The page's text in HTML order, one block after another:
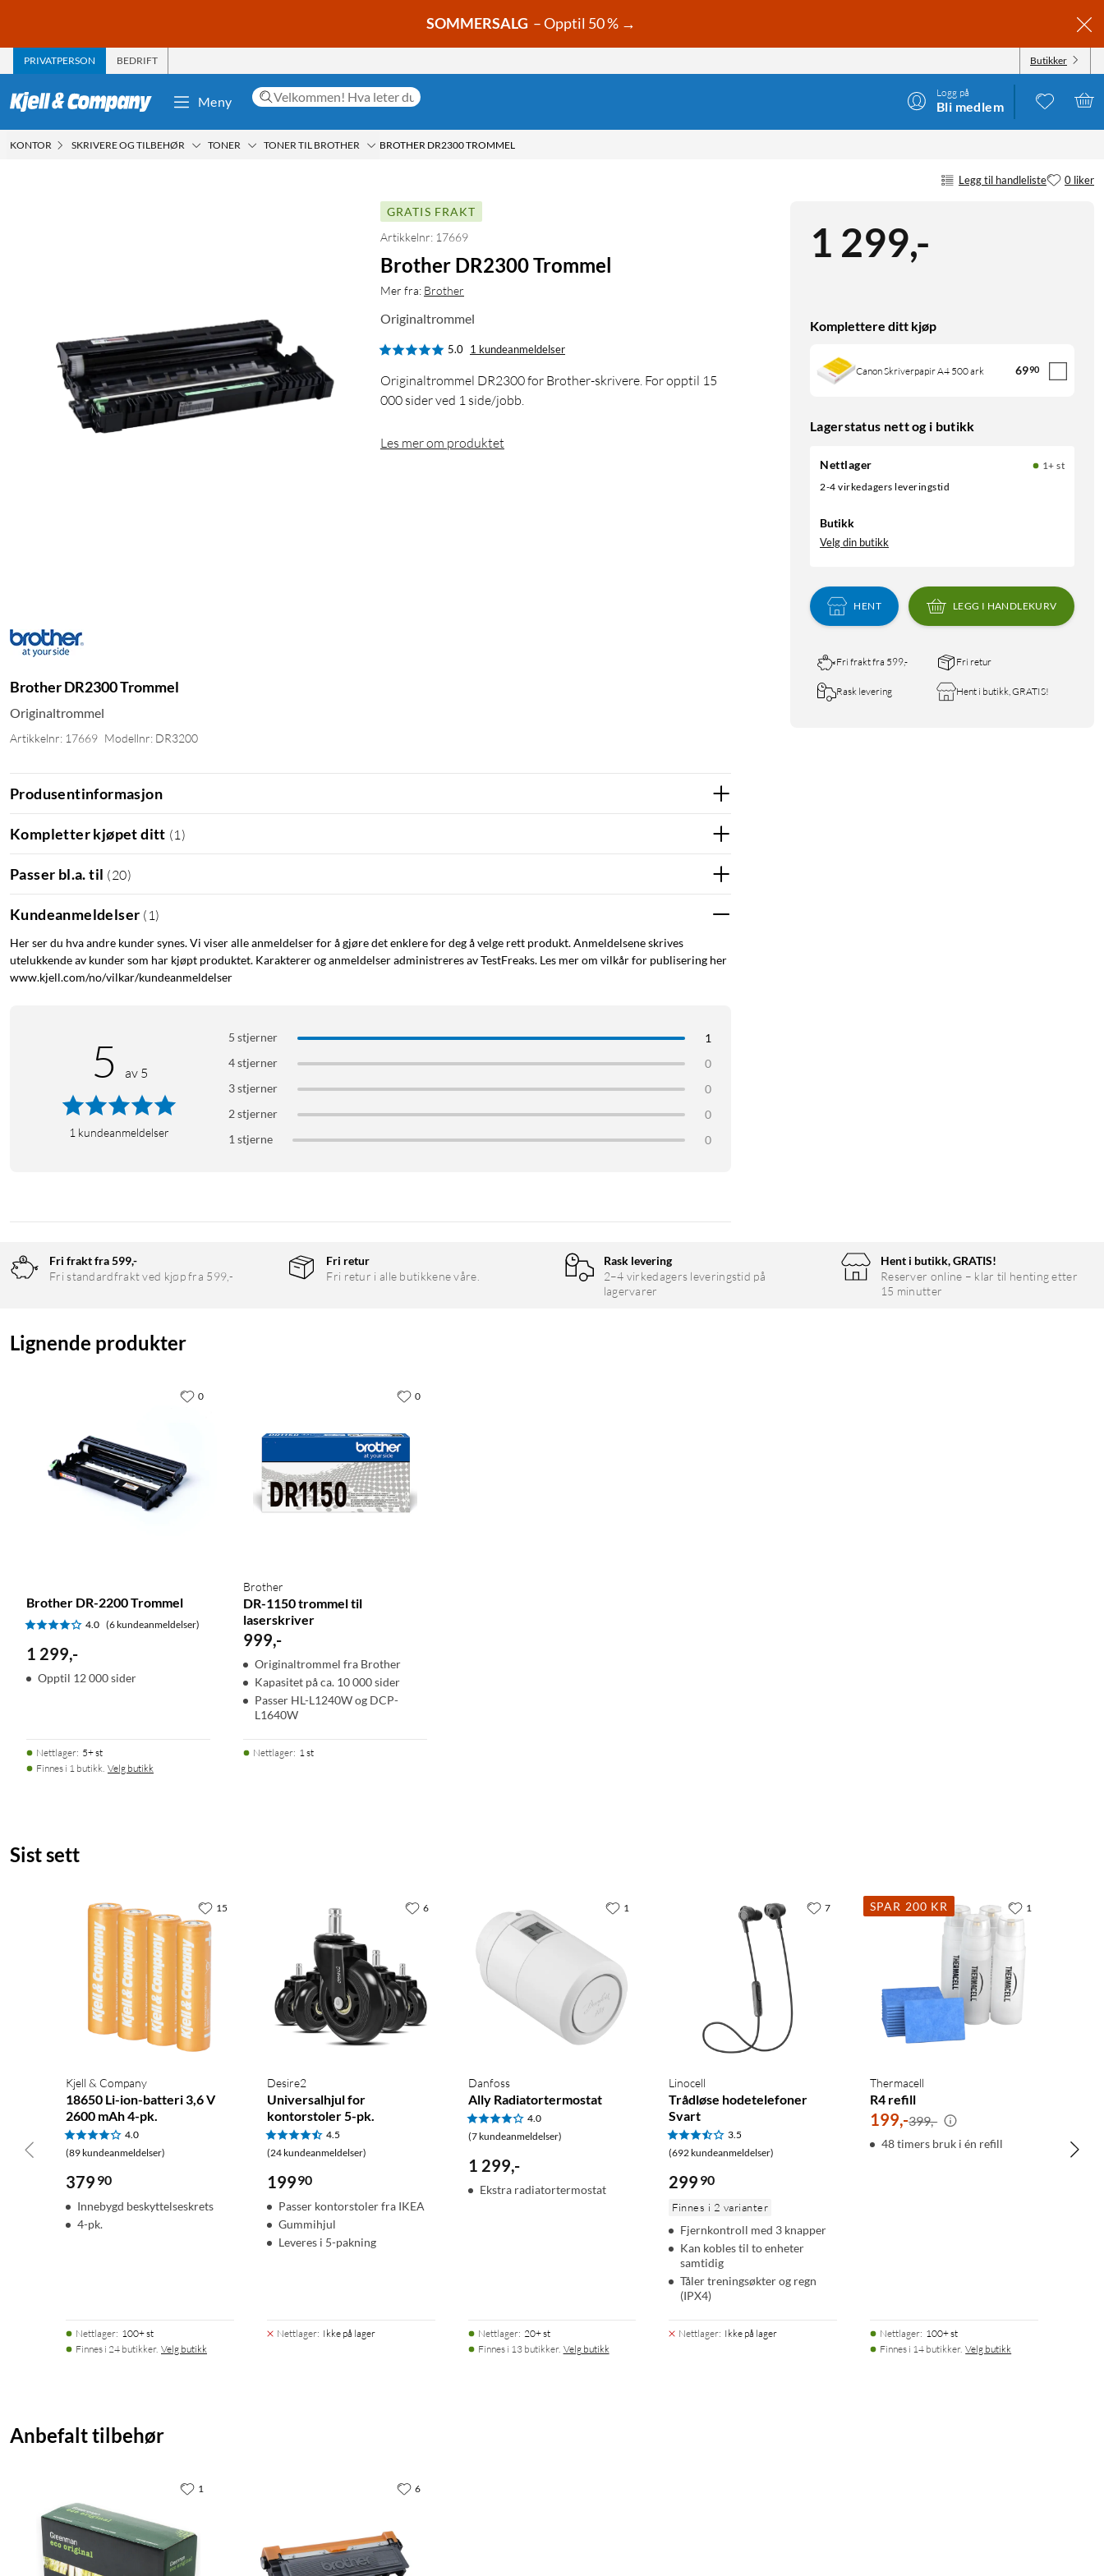
SOMMERSALG – Opptil 50 % →
PRIVATPERSON BEDRIFT Butikker
Meny
Logg på
Bli medlem
KONTOR SKRIVERE OG TILBEHØR TONER TONER TIL BROTHER BROTHER DR2300 TROMMEL
Legg til handleliste 0 liker
1 299,-
Komplettere ditt kjøp
Canon Skriverpapir A4 500 ark 6990
Lagerstatus nett og i butikk
Nettlager
1+ st
2-4 virkedagers leveringstid
Butikk
Velg din butikk
HENT LEGG I HANDLEKURV
Fri frakt fra 599,- Fri retur
Rask levering Hent i butikk, GRATIS!
GRATIS FRAKT
Artikkelnr: 17669
Brother DR2300 Trommel
Mer fra: Brother
Originaltrommel
5.0 1 kundeanmeldelser
Originaltrommel DR2300 for Brother-skrivere. For opptil 15
000 sider ved 1 side/jobb.
Les mer om produktet
Brother DR2300 Trommel
Originaltrommel
Artikkelnr: 17669 Modellnr: DR3200
Produsentinformasjon
Kompletter kjøpet ditt (1 )
Passer bl.a. til (20)
Kundeanmeldelser ( 1 )
Her ser du hva andre kunder synes. Vi viser alle anmeldelser for å gjøre det enklere for deg å velge rett produkt. Anmeldelsene skrives
utelukkende av kunder som har kjøpt produktet. Karakterer og anmeldelser administreres av TestFreaks. Les mer om vilkår for publisering her
www.kjell.com/no/vilkar/kundeanmeldelser
5 av 5
1 kundeanmeldelser
5 stjerner
1
4 stjerner
0
3 stjerner
0
2 stjerner
0
1 stjerne
0
Fri frakt fra 599,-
Fri standardfrakt ved kjøp fra 599,-
Fri retur
Fri retur i alle butikkene våre.
Rask levering
2–4 virkedagers leveringstid på
lagervarer
Hent i butikk, GRATIS!
Reserver online – klar til henting etter
15 minutter
Lignende produkter
Brother DR-2200 Trommel
4.0 (6 kundeanmeldelser)
1 299,-
Opptil 12 000 sider
Nettlager: 5+ st
Finnes i 1 butikk. Velg butikk
0
Brother
DR-1150 trommel til
laserskriver
999,-
Originaltrommel fra Brother
Kapasitet på ca. 10 000 sider
Passer HL-L1240W og DCP-
L1640W
Nettlager: 1 st
0
Sist sett
Kjell & Company
18650 Li-ion-batteri 3,6 V
2600 mAh 4-pk.
4.0
(89 kundeanmeldelser)
379 90
Innebygd beskyttelseskrets
4-pk.
Nettlager: 100+ st
Finnes i 24 butikker. Velg butikk
15
Desire2
Universalhjul for
kontorstoler 5-pk.
4.5
(24 kundeanmeldelser)
19990
Passer kontorstoler fra IKEA
Gummihjul
Leveres i 5-pakning
Nettlager: Ikke på lager
6
Danfoss
Ally Radiatortermostat
4.0
(7 kundeanmeldelser)
1 299,-
Ekstra radiatortermostat
Nettlager: 20+ st
Finnes i 13 butikker. Velg butikk
1
Linocell
Trådløse hodetelefoner
Svart
3.5
(692 kundeanmeldelser)
299 90
Finnes i 2 varianter
Fjernkontroll med 3 knapper
Kan kobles til to enheter
samtidig
Tåler treningsøkter og regn
(IPX4)
Nettlager: Ikke på lager
7 SPAR 200 KR
Thermacell
R4 refill
199,-399,-
48 timers bruk i én refill
Nettlager: 100+ st
Finnes i 14 butikker. Velg butikk
1
Anbefalt tilbehør
1 6